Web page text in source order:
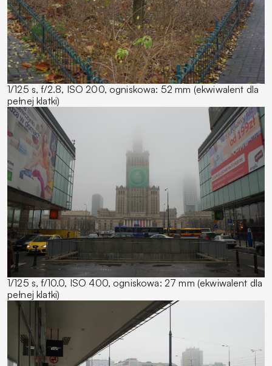
1/125 s, f/2.8, ISO 200, ogniskowa: 52 mm (ekwiwalent dla
pełnej klatki)
1/125 s, f/10.0, ISO 400, ogniskowa: 27 mm (ekwiwalent dla
pełnej klatki)